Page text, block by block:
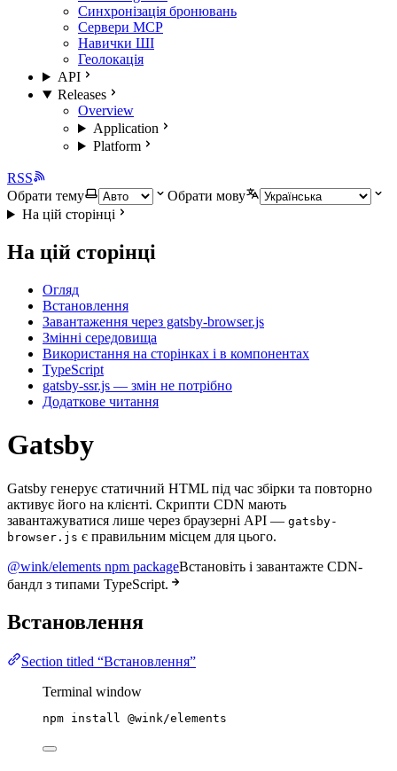
Синхронізація бронювань
Сервери MCP
Навички ШІ
Геолокація
API
Releases
Overview
Application
Platform
RSS
Обрати тему
Обрати мову
На цій сторінці
На цій сторінці
Огляд
Встановлення
Завантаження через gatsby-browser.js
Змінні середовища
Використання на сторінках і в компонентах
TypeScript
gatsby-ssr.js — змін не потрібно
Додаткове читання
Gatsby
Gatsby генерує статичний HTML під час збірки та повторно
активує його на клієнті. Скрипти CDN мають
завантажуватися лише через браузерні API — gatsby-
browser.js є правильним місцем для цього.
@wink/elements npm packageВстановіть і завантажте CDN-
бандл з типами TypeScript.
Встановлення
Section titled “Встановлення”
Terminal window
npm install @wink/elements